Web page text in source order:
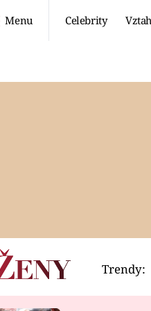
Menu Celebrity
Video
Trendy: